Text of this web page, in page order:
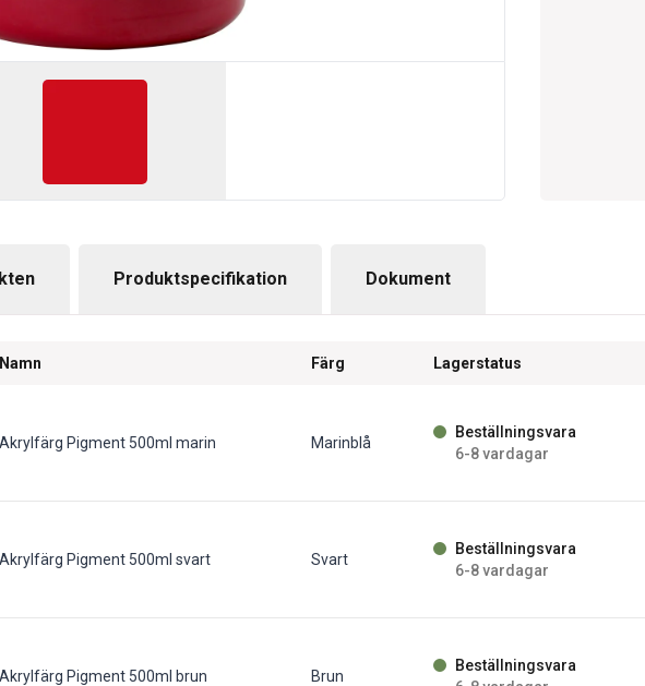
Produktspecifikation Dokument
Namn Färg Lagerstatus
Akrylfärg Pigment 500ml marin Marinblå
Beställningsvara
6-8 vardagar
Akrylfärg Pigment 500ml svart Svart
Beställningsvara
6-8 vardagar
Akrylfärg Pigment 500ml brun Brun
Beställningsvara